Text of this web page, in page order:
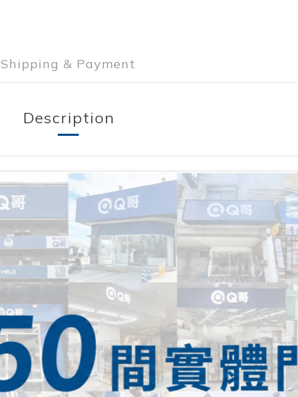
Shipping & Payment
Description